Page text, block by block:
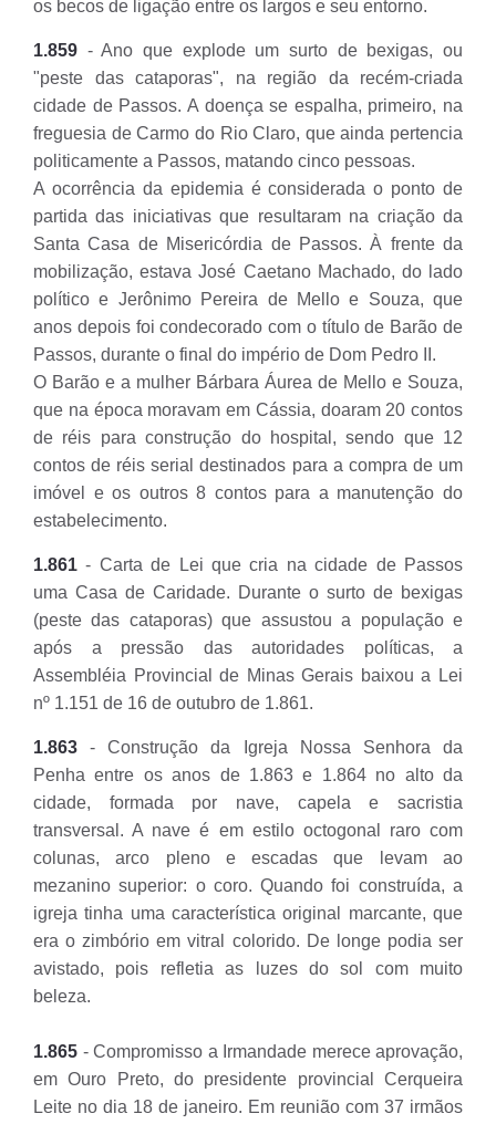
os becos de ligação entre os largos e seu entorno.
1.859 - Ano que explode um surto de bexigas, ou
"peste das cataporas", na região da recém-criada
cidade de Passos. A doença se espalha, primeiro, na
freguesia de Carmo do Rio Claro, que ainda pertencia
politicamente a Passos, matando cinco pessoas.
A ocorrência da epidemia é considerada o ponto de
partida das iniciativas que resultaram na criação da
Santa Casa de Misericórdia de Passos. À frente da
mobilização, estava José Caetano Machado, do lado
político e Jerônimo Pereira de Mello e Souza, que
anos depois foi condecorado com o título de Barão de
Passos, durante o final do império de Dom Pedro II.
O Barão e a mulher Bárbara Áurea de Mello e Souza,
que na época moravam em Cássia, doaram 20 contos
de réis para construção do hospital, sendo que 12
contos de réis serial destinados para a compra de um
imóvel e os outros 8 contos para a manutenção do
estabelecimento.
1.861 - Carta de Lei que cria na cidade de Passos
uma Casa de Caridade. Durante o surto de bexigas
(peste das cataporas) que assustou a população e
após a pressão das autoridades políticas, a
Assembléia Provincial de Minas Gerais baixou a Lei
nº 1.151 de 16 de outubro de 1.861.
1.863 - Construção da Igreja Nossa Senhora da
Penha entre os anos de 1.863 e 1.864 no alto da
cidade, formada por nave, capela e sacristia
transversal. A nave é em estilo octogonal raro com
colunas, arco pleno e escadas que levam ao
mezanino superior: o coro. Quando foi construída, a
igreja tinha uma característica original marcante, que
era o zimbório em vitral colorido. De longe podia ser
avistado, pois refletia as luzes do sol com muito
beleza.
1.865 - Compromisso a Irmandade merece aprovação,
em Ouro Preto, do presidente provincial Cerqueira
Leite no dia 18 de janeiro. Em reunião com 37 irmãos